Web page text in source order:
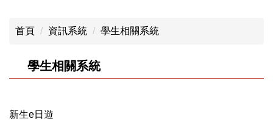
首頁 資訊系統 學生相關系統
學生相關系統
新生e日遊